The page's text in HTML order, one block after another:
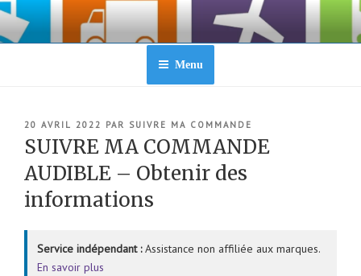
Aller
contenu
Menu
PUBLIÉ
LE
20 AVRIL 2022 PAR SUIVRE MA COMMANDE
SUIVRE MA COMMANDE
AUDIBLE – Obtenir des
informations
Service indépendant :Assistance non affiliée aux marques.
En savoir plus